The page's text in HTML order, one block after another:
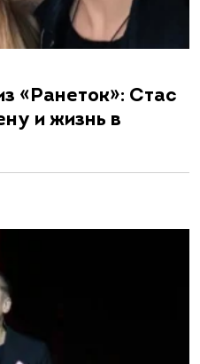
«Ранеток»: Стас
и жизнь в